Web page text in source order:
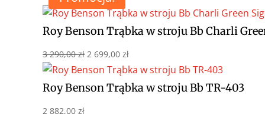
Roy Benson Trąbka w stroju Bb Charli
3 290,00zł Pierwotna
cena
wynosiła:
2 699,00 złAktualna
cena
wynosi:
Roy Benson Trąbka w stroju Bb TR-403
2 882,00 zł